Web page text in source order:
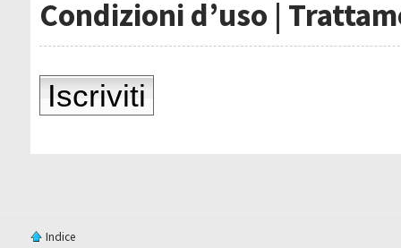
Condizioni d’uso |
Iscriviti
Indice